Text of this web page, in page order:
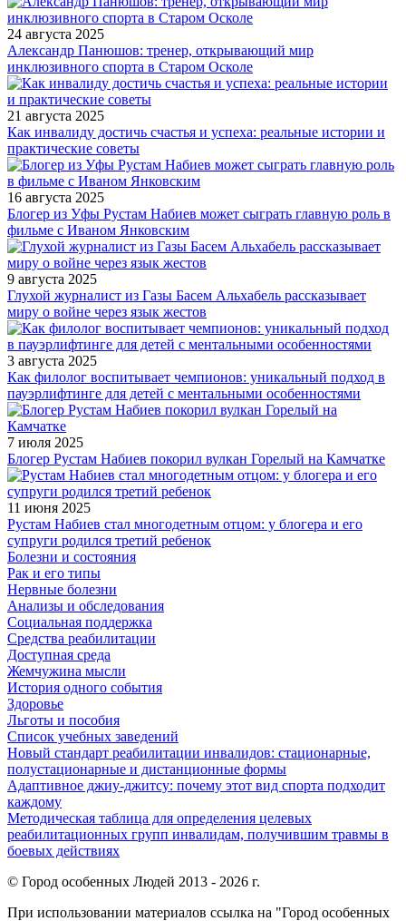
24 августа 2025
Александр Панюшов: тренер, открывающий мир
инклюзивного спорта в Старом Осколе
21 августа 2025
Как инвалиду достичь счастья и успеха: реальные истории и
практические советы
16 августа 2025
Блогер из Уфы Рустам Набиев может сыграть главную роль в
фильме с Иваном Янковским
9 августа 2025
Глухой журналист из Газы Басем Альхабель рассказывает
миру о войне через язык жестов
3 августа 2025
Как филолог воспитывает чемпионов: уникальный подход в
пауэрлифтинге для детей с ментальными особенностями
7 июля 2025
Блогер Рустам Набиев покорил вулкан Горелый на Камчатке
11 июня 2025
Рустам Набиев стал многодетным отцом: у блогера и его
супруги родился третий ребенок
Болезни и состояния
Рак и его типы
Нервные болезни
Анализы и обследования
Социальная поддержка
Средства реабилитации
Доступная среда
Жемчужина мысли
История одного события
Здоровье
Льготы и пособия
Список учебных заведений
Новый стандарт реабилитации инвалидов: стационарные,
полустационарные и дистанционные формы
Адаптивное джиу-джитсу: почему этот вид спорта подходит
каждому
Методическая таблица для определения целевых
реабилитационных групп инвалидам, получившим травмы в
боевых действиях
© Город особенных Людей 2013 - 2026 г.
При использовании материалов ссылка на "Город особенных